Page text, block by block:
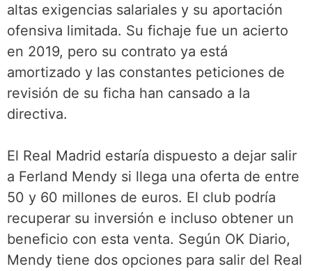
altas exigencias salariales y su aportación
ofensiva limitada. Su fichaje fue un acierto
en 2019, pero su contrato ya está
amortizado y las constantes peticiones de
revisión de su ficha han cansado a la
directiva.
El Real Madrid estaría dispuesto a dejar salir
a Ferland Mendy si llega una oferta de entre
50 y 60 millones de euros. El club podría
recuperar su inversión e incluso obtener un
beneficio con esta venta. Según OK Diario,
Mendy tiene dos opciones para salir del Real